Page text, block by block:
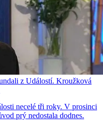
z Událostí. Kroužková
necelé tři roky. V prosinci
prý nedostala dodnes.